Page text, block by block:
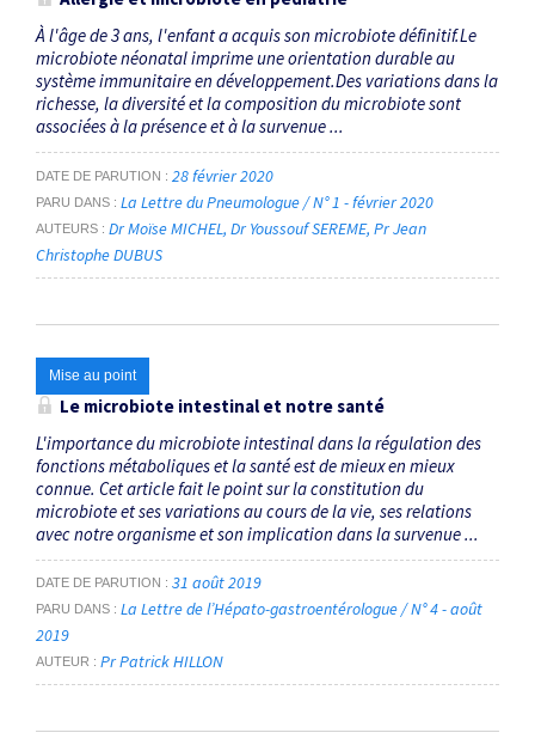
À l'âge de 3 ans, l'enfant a acquis son microbiote définitif.Le
microbiote néonatal imprime une orientation durable au
système immunitaire en développement.Des variations dans la
richesse, la diversité et la composition du microbiote sont
associées à la présence et à la survenue ...
DATE DE PARUTION 28 février 2020
PARU DANS La Lettre du Pneumologue / N° 1 - février 2020
AUTEURS Dr Moïse MICHEL Dr Youssouf SEREME Pr Jean
Christophe DUBUS
Mise au point
Le microbiote intestinal et notre santé
L'importance du microbiote intestinal dans la régulation des
fonctions métaboliques et la santé est de mieux en mieux
connue. Cet article fait le point sur la constitution du
microbiote et ses variations au cours de la vie, ses relations
avec notre organisme et son implication dans la survenue ...
DATE DE PARUTION 31 août 2019
PARU DANS
La Lettre de l’Hépato-gastroentérologue / N° 4 - août
2019
AUTEUR Pr Patrick HILLON